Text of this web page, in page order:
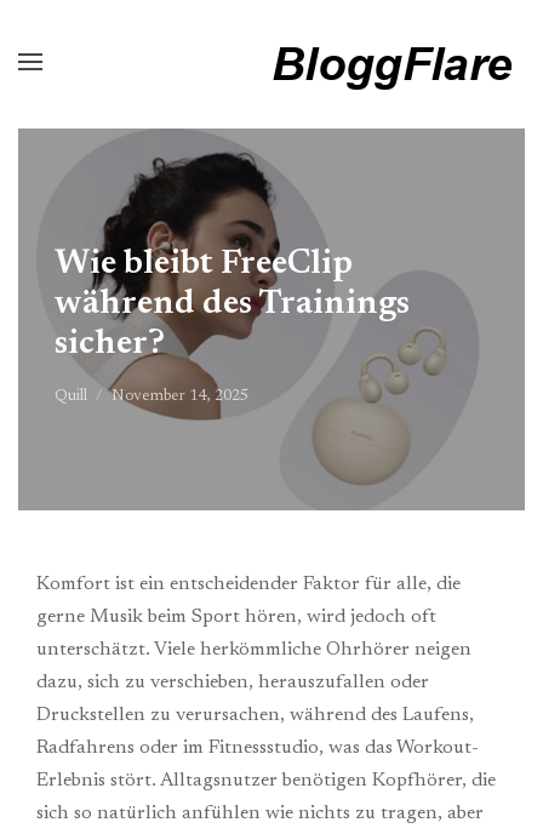
Wie bleibt FreeClip
während des Trainings
sicher?
Quill November 14, 2025
Komfort ist ein entscheidender Faktor für alle, die
gerne Musik beim Sport hören, wird jedoch oft
unterschätzt. Viele herkömmliche Ohrhörer neigen
dazu, sich zu verschieben, herauszufallen oder
Druckstellen zu verursachen, während des Laufens,
Radfahrens oder im Fitnessstudio, was das Workout-
Erlebnis stört. Alltagsnutzer benötigen Kopfhörer, die
sich so natürlich anfühlen wie nichts zu tragen, aber